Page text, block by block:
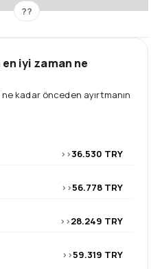
??
iyi zaman ne
kadar önceden ayırtmanın
>>36.530 TRY
>>56.778 TRY
>>28.249 TRY
>>59.319 TRY